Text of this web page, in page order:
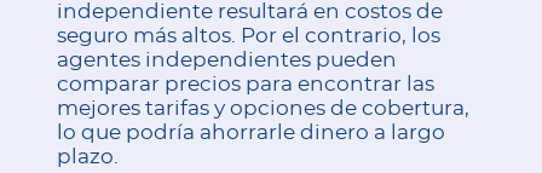
independiente resultará en costos de
seguro más altos. Por el contrario, los
agentes independientes pueden
comparar precios para encontrar las
mejores tarifas y opciones de cobertura,
lo que podría ahorrarle dinero a largo
plazo.